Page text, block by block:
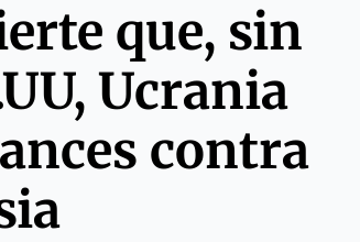
que, sin
Ucrania
contra